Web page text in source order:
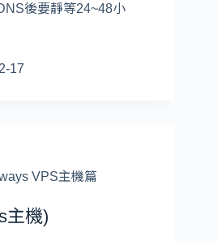
後要靜等24~48小
17
VPS主機篇
主機)